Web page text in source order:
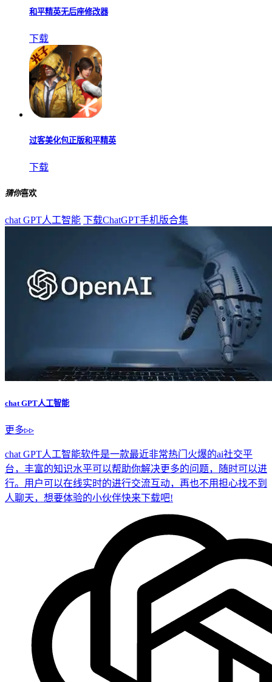
和平精英无后座修改器
下载
过客美化包正版和平精英
下载
猜你喜欢
chat GPT人工智能 下载ChatGPT手机版合集
chat GPT人工智能
更多▹▹
chat GPT人工智能软件是一款最近非常热门火爆的ai社交平
台，丰富的知识水平可以帮助你解决更多的问题，随时可以进
行。用户可以在线实时的进行交流互动，再也不用担心找不到
人聊天，想要体验的小伙伴快来下载吧!